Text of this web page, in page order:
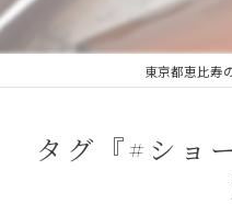
東京都恵比寿
タグ『#ショ